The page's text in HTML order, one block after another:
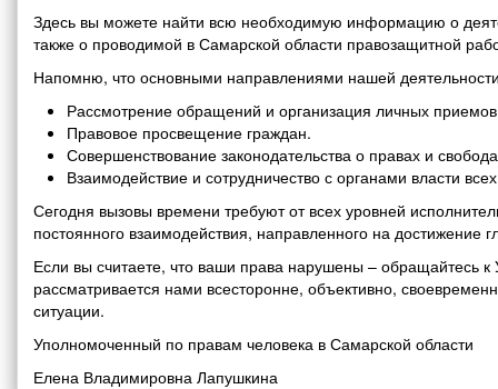
Здесь вы можете найти всю необходимую информацию о
также о проводимой в Самарской области правозащитной
Напомню, что основными направлениями нашей
Рассмотрение обращений и организация личных
Правовое просвещение граждан.
Совершенствование законодательства о правах и
Взаимодействие и сотрудничество с органами власти
Сегодня вызовы времени требуют от всех уровней
постоянного взаимодействия, направленного на
Если вы считаете, что ваши права нарушены – обращайтесь
рассматривается нами всесторонне, объективно,
ситуации.
Уполномоченный по правам человека в Самарской области
Елена Владимировна Лапушкина